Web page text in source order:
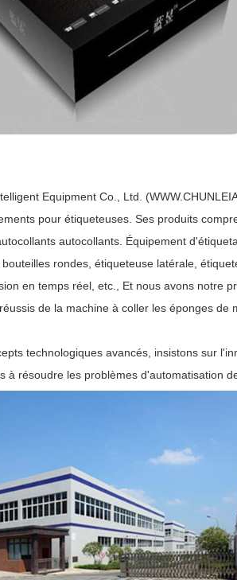
Equipment Co., Ltd.
pour étiqueteuses. Ses produits
autocollants. Équipement
rondes, étiqueteuse latérale,
en temps réel, etc., Et nous avons notre
de la machine à coller les éponges
technologiques avancés, insistons sur
à résoudre les problèmes d'automatisation